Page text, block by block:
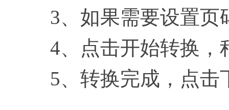
3、如果需要设置页
4、点击开始转换，
5、转换完成，点击